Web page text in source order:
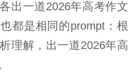
出一道2026年高考作文
都是相同的prompt：根
理解，出一道2026年高